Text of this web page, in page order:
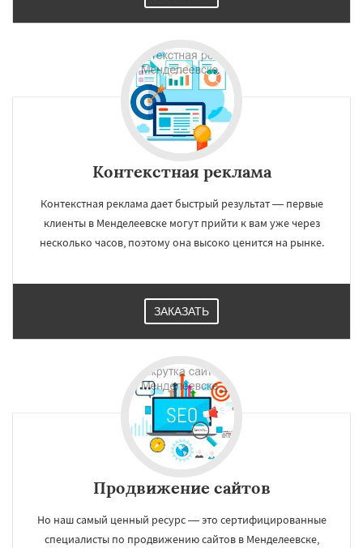
Контекстная реклама
Контекстная реклама дает быстрый результат — первые
клиенты в Менделеевске могут прийти к вам уже через
несколько часов, поэтому она высоко ценится на рынке.
ЗАКАЗАТЬ
Продвижение сайтов
Но наш самый ценный ресурс — это сертифицированные
специалисты по продвижению сайтов в Менделеевске,